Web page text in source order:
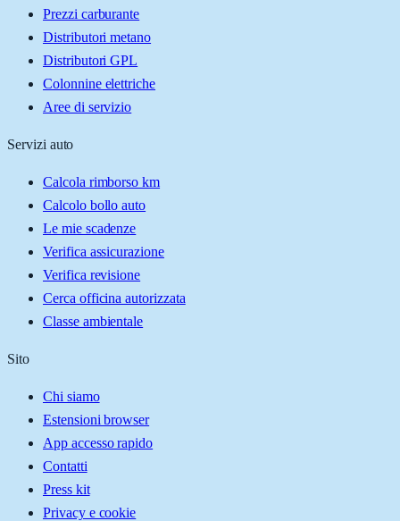
Prezzi carburante
Distributori metano
Distributori GPL
Colonnine elettriche
Aree di servizio
Servizi auto
Calcola rimborso km
Calcolo bollo auto
Le mie scadenze
Verifica assicurazione
Verifica revisione
Cerca officina autorizzata
Classe ambientale
Sito
Chi siamo
Estensioni browser
App accesso rapido
Contatti
Press kit
Privacy e cookie